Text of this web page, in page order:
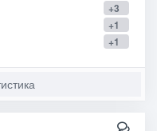
+3
+1
+1